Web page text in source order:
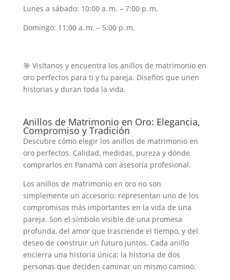
Lunes a sábado: 10:00 a. m. – 7:00 p. m.
Domingo: 11:00 a. m. – 5:00 p. m.
🎯 Visítanos y encuentra los anillos de matrimonio en
oro perfectos para ti y tu pareja. Diseños que unen
historias y duran toda la vida.
Anillos de Matrimonio en Oro: Elegancia,
Compromiso y Tradición
Descubre cómo elegir los anillos de matrimonio en
oro perfectos. Calidad, medidas, pureza y dónde
comprarlos en Panamá con asesoría profesional.
Los anillos de matrimonio en oro no son
simplemente un accesorio: representan uno de los
compromisos más importantes en la vida de una
pareja. Son el símbolo visible de una promesa
profunda, del amor que trasciende el tiempo, y del
deseo de construir un futuro juntos. Cada anillo
encierra una historia única: la historia de dos
personas que deciden caminar un mismo camino.